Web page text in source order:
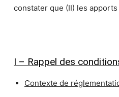
constater que (II) les
I – Rappel des
Contexte de